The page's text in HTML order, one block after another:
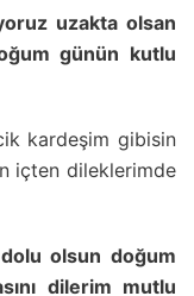
uzakta olsan
günün kutlu
kardeşim gibisin
içten dileklerimde
olsun doğum
dilerim mutlu